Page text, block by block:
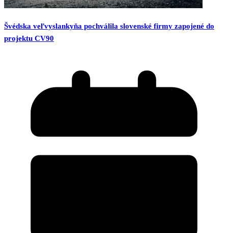
Švédska veľvyslankyňa pochválila slovenské firmy zapojené do
projektu CV90